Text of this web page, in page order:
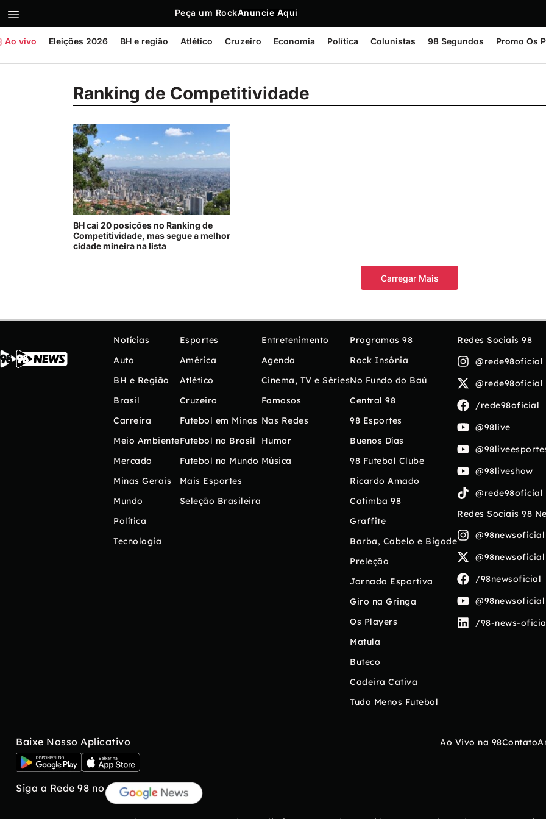
Peça um RockAnuncie Aqui
Ao vivo Eleições 2026 BH e região Atlético Cruzeiro Economia Política Colunistas 98 Segundos Promo Os
Ranking de Competitividade
BH cai 20 posições no Ranking de
Competitividade, mas segue a melhor
cidade mineira na lista
Carregar Mais
Notícias
Auto
BH e Região
Brasil
Carreira
Meio Ambiente
Mercado
Minas Gerais
Mundo
Política
Tecnologia
Esportes
América
Atlético
Cruzeiro
Futebol em Minas
Futebol no Brasil
Futebol no Mundo
Mais Esportes
Seleção Brasileira
Entretenimento
Agenda
Cinema, TV e Séries
Famosos
Nas Redes
Humor
Música
Programas 98
Rock Insônia
No Fundo do Baú
Central 98
98 Esportes
Buenos Días
98 Futebol Clube
Ricardo Amado
Catimba 98
Graffite
Barba, Cabelo e Bigode
Preleção
Jornada Esportiva
Giro na Gringa
Os Players
Matula
Buteco
Cadeira Cativa
Tudo Menos Futebol
Redes Sociais 98
@rede98oficial
@rede98oficial
/rede98oficial
@98live
@98liveshow
@rede98oficial
Redes Sociais 98
@98newsoficial
@98newsoficial
/98newsoficial
@98newsoficial
/98-news-
Baixe Nosso Aplicativo
Siga a Rede 98 no
Ao Vivo na 98Contato